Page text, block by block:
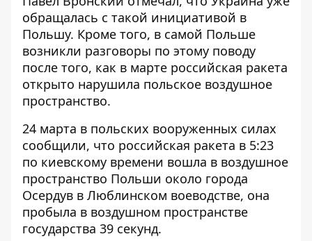
обращалась с такой инициативой в
Польшу. Кроме того, в самой Польше
возникли разговоры по этому поводу
после того, как в марте российская ракета
открыто нарушила польское воздушное
пространство.
24 марта в польских вооруженных силах
сообщили, что российская ракета в 5:23
по киевскому времени вошла в воздушное
пространство Польши около города
Осердув в Люблинском воеводстве, она
пробыла в воздушном пространстве
государства 39 секунд.